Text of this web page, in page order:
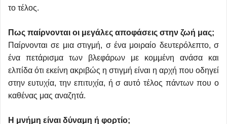
το τέλος.
Πως παίρνονται οι μεγάλες αποφάσεις στην ζωή μας;
Παίρνονται σε μια στιγμή, σ ένα μοιραίο δευτερόλεπτο, σ
ένα πετάρισμα των βλεφάρων με κομμένη ανάσα και
ελπίδα ότι εκείνη ακριβώς η στιγμή είναι η αρχή που οδηγεί
στην ευτυχία, την επιτυχία, ή σ αυτό τέλος πάντων που ο
καθένας μας αναζητά.
Η μνήμη είναι δύναμη ή φορτίο;